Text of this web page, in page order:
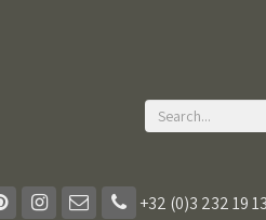
+32 (0)3 232 19 13